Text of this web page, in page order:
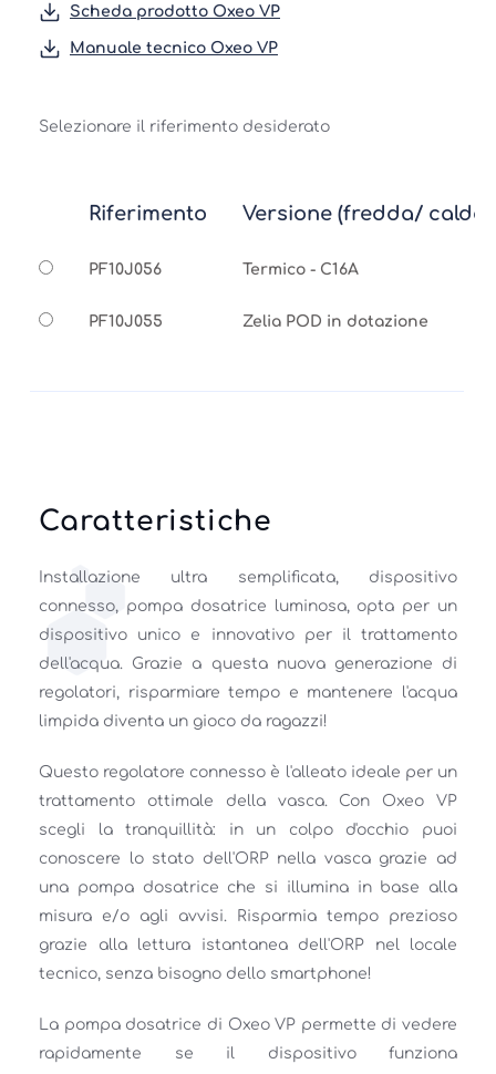
Scheda prodotto Oxeo VP
Manuale tecnico Oxeo VP
Selezionare il riferimento desiderato
Riferimento Versione (fredda/
PF10J056 Termico - C16A
PF10J055 Zelia POD in dotazione
Caratteristiche
Installazione ultra semplificata, dispositivo
connesso, pompa dosatrice luminosa, opta per un
dispositivo unico e innovativo per il trattamento
dell'acqua. Grazie a questa nuova generazione di
regolatori, risparmiare tempo e mantenere l'acqua
limpida diventa un gioco da ragazzi!
Questo regolatore connesso è l'alleato ideale per un
trattamento ottimale della vasca. Con Oxeo VP
scegli la tranquillità: in un colpo d'occhio puoi
conoscere lo stato dell'ORP nella vasca grazie ad
una pompa dosatrice che si illumina in base alla
misura e/o agli avvisi. Risparmia tempo prezioso
grazie alla lettura istantanea dell'ORP nel locale
tecnico, senza bisogno dello smartphone!
La pompa dosatrice di Oxeo VP permette di vedere
rapidamente se il dispositivo funziona